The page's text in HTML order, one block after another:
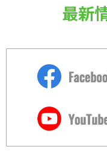
最新